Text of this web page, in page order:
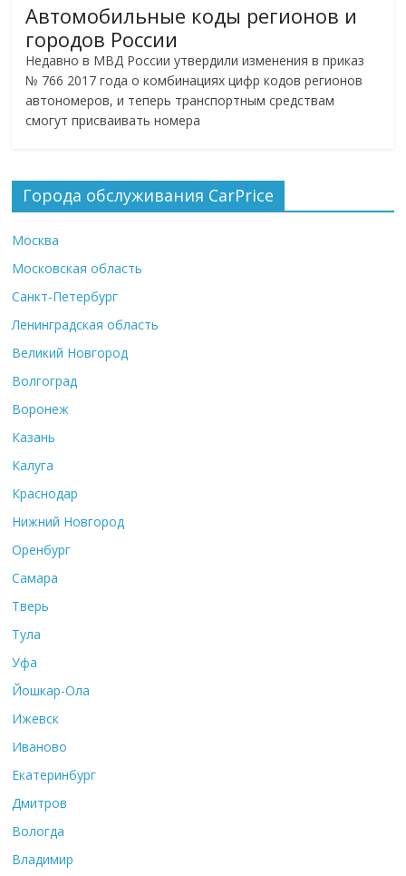
Автомобильные коды регионов и
городов России
Недавно в МВД России утвердили изменения в приказ
№ 766 2017 года о комбинациях цифр кодов регионов
автономеров, и теперь транспортным средствам
смогут присваивать номера
Города обслуживания CarPrice
Москва
Московская область
Санкт-Петербург
Ленинградская область
Великий Новгород
Волгоград
Воронеж
Казань
Калуга
Краснодар
Нижний Новгород
Оренбург
Самара
Тверь
Тула
Уфа
Йошкар-Ола
Ижевск
Иваново
Екатеринбург
Дмитров
Вологда
Владимир